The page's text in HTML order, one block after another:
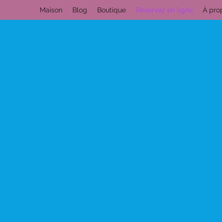
Maison Blog Boutique Réservez en ligne À